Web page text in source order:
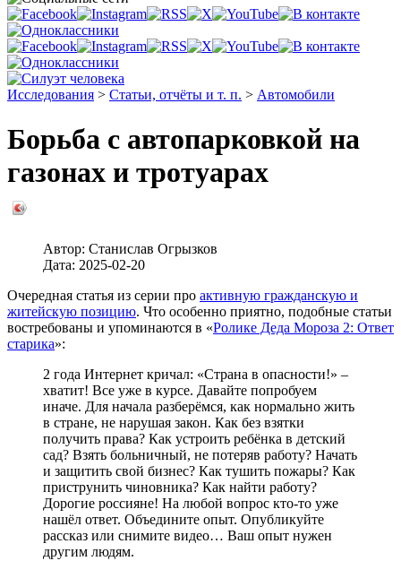
Исследования > Статьи, отчёты и т. п. > Автомобили
Борьба с автопарковкой на
газонах и тротуарах
Автор: Станислав Огрызков
Дата: 2025-02-20
Очередная статья из серии про активную гражданскую и
житейскую позицию. Что особенно приятно, подобные статьи
востребованы и упоминаются в «Ролике Деда Мороза 2: Ответ
старика»:
2 года Интернет кричал: «Страна в опасности!» –
хватит! Все уже в курсе. Давайте попробуем
иначе. Для начала разберёмся, как нормально жить
в стране, не нарушая закон. Как без взятки
получить права? Как устроить ребёнка в детский
сад? Взять больничный, не потеряв работу? Начать
и защитить свой бизнес? Как тушить пожары? Как
приструнить чиновника? Как найти работу?
Дорогие россияне! На любой вопрос кто-то уже
нашёл ответ. Объедините опыт. Опубликуйте
рассказ или снимите видео… Ваш опыт нужен
другим людям.